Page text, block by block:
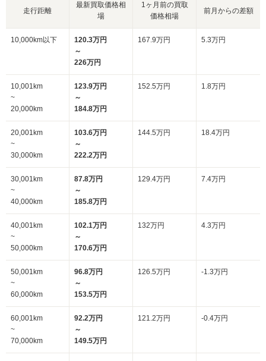
走行距離
最新買取価格相
場
1ヶ月前の買取
価格相場
前月からの差額
10,000km以下
120.3万円
～
226万円
167.9万円 5.3万円
10,001km
~
20,000km
123.9万円
～
184.8万円
152.5万円 1.8万円
20,001km
~
30,000km
103.6万円
～
222.2万円
144.5万円 18.4万円
30,001km
~
40,000km
87.8万円
～
185.8万円
129.4万円 7.4万円
40,001km
~
50,000km
102.1万円
～
170.6万円
132万円 4.3万円
50,001km
~
60,000km
96.8万円
～
153.5万円
126.5万円 -1.3万円
60,001km
~
70,000km
92.2万円
～
149.5万円
121.2万円 -0.4万円